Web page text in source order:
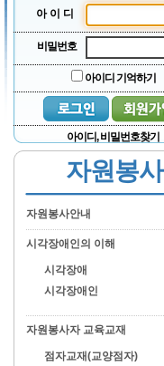
아이디
비밀번호
아이디 기억하기
아이디, 비밀번호찾기
자원봉사
자원봉사안내
시각장애인의 이해
시각장애
시각장애인
자원봉사자 교육교재
점자교재(교양점자)